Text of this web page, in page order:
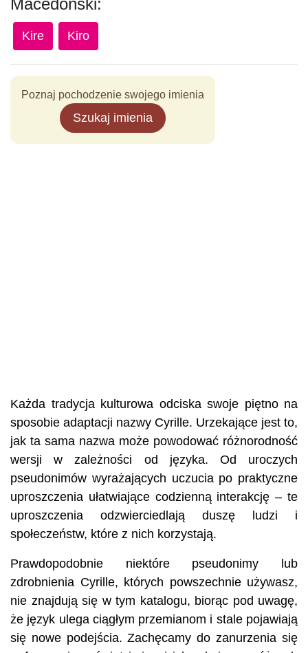
Macedoński:
Kire Kiro
Poznaj pochodzenie swojego imienia
Szukaj imienia
Każda tradycja kulturowa odciska swoje piętno na
sposobie adaptacji nazwy Cyrille. Urzekające jest to,
jak ta sama nazwa może powodować różnorodność
wersji w zależności od języka. Od uroczych
pseudonimów wyrażających uczucia po praktyczne
uproszczenia ułatwiające codzienną interakcję – te
uproszczenia odzwierciedlają duszę ludzi i
społeczeństw, które z nich korzystają.
Prawdopodobnie niektóre pseudonimy lub
zdrobnienia Cyrille, których powszechnie używasz,
nie znajdują się w tym katalogu, biorąc pod uwagę,
że język ulega ciągłym przemianom i stale pojawiają
się nowe podejścia. Zachęcamy do zanurzenia się